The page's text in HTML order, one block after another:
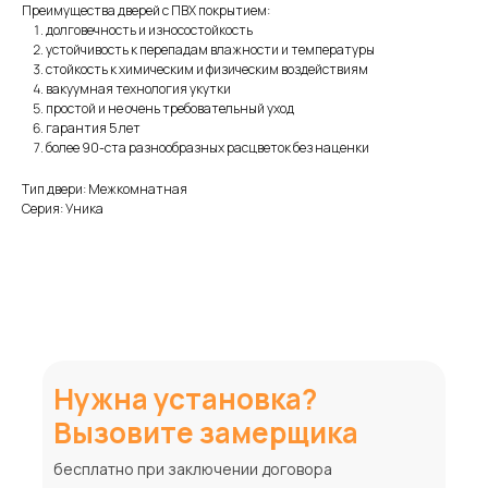
Преимущества дверей с ПВХ покрытием:
долговечность и износостойкость
устойчивость к перепадам влажности и температуры
стойкость к химическим и физическим воздействиям
вакуумная технология укутки
простой и не очень требовательный уход
гарантия 5 лет
более 90-ста разнообразных расцветок без наценки
Тип двери: Межкомнатная
Серия: Уника
Нужна установка?
Вызовите замерщика
бесплатно при заключении договора